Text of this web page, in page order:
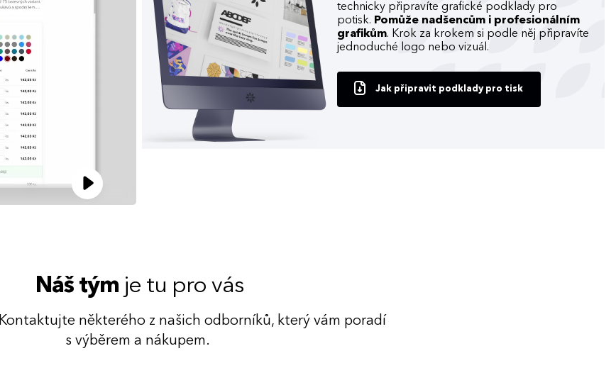
technicky připravíte grafické podklady pro
potisk. Pomůže nadšencům i profesionálním
grafikům. Krok za krokem si podle něj připravíte
jednoduché logo nebo vizuál.
Jak připravit podklady pro tisk
Náš tým je tu pro vás
Kontaktujte některého z našich odborníků, který vám poradí
s výběrem a nákupem.